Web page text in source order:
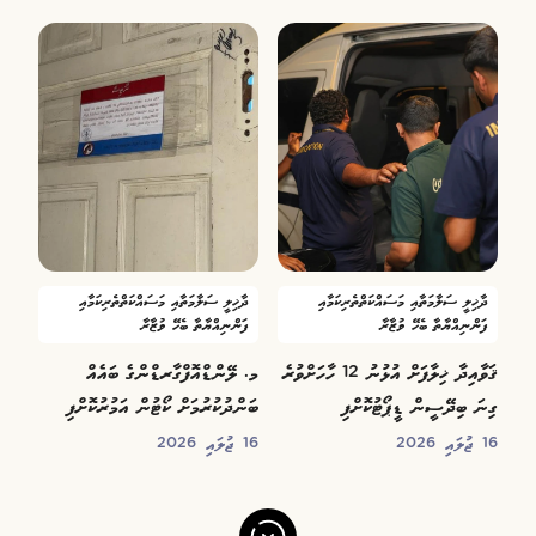
ދާޚިލީ ސަލާމަތާއި މަސައްކަތްތެރިކަމާއި
ފަންނިއްޔާތާ ބެހޭ ވުޒާރާ
ޤަވާއިދާ ޚިލާފަށް އުޅުނު 12 ހާހަށްވުރެ
ގިނަ ބިދޭސީން ޑީޕޯޓުކޮށްފި
16 ޖުލައި 2026
ދާޚިލީ ސަލާމަތާއި މަސައްކަތްތެރިކަމާއި
ފަންނިއްޔާތާ ބެހޭ ވުޒާރާ
މ. ލޭންޑްއޮފްގާރޑްންގެ ބައެއް
ބަންދުކުރުމަށް ކޯޓުން އަމުރުކޮށްފި
16 ޖުލައި 2026